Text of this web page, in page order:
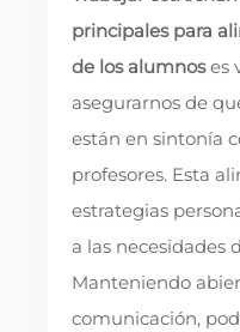
principales para
de los alumnoses
asegurarnos de
están en sintonía
profesores. Esta
estrategias
a las necesidades
Manteniendo
comunicación,